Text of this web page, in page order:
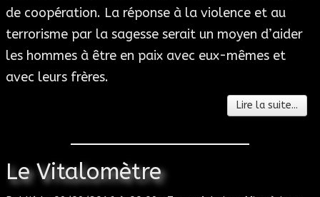
de coopération. La réponse à la violence et au
terrorisme par la sagesse serait un moyen d’aider
les hommes à être en paix avec eux-mêmes et
avec leurs frères.
Lire la suite...
Le Vitalomètre